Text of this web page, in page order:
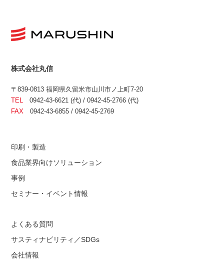
株式会社丸信
〒839-0813 福岡県久留米市山川市ノ上町7-20
TEL
0942-43-6621 (代) / 0942-45-2766 (代)
FAX 0942-43-6855 / 0942-45-2769
印刷・製造
食品業界向けソリューション
事例
セミナー・イベント情報
よくある質問
サスティナビリティ／SDGs
会社情報